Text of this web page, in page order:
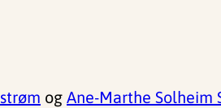
og Ane-Marthe Solheim